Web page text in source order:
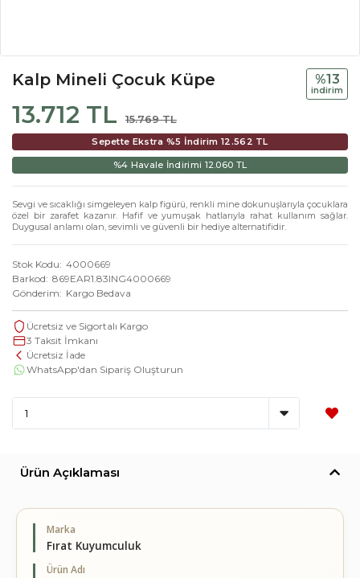
Kalp Mineli Çocuk Küpe
13.712 TL 15.769 TL
%13
i̇ndi̇ri̇m
Sepette Ekstra %5 İndirim12.562 TL
%4 Havale İndirimi 12.060 TL
Sevgi ve sıcaklığı simgeleyen kalp figürü, renkli mine dokunuşlarıyla çocuklara
özel bir zarafet kazanır. Hafif ve yumuşak hatlarıyla rahat kullanım sağlar.
Duygusal anlamı olan, sevimli ve güvenli bir hediye alternatifidir.
Stok Kodu 4000669
Barkod 869EAR1.83ING4000669
Gönderim
Kargo Bedava
Ücretsiz ve Sigortalı Kargo
3 Taksit İmkanı
Ücretsiz İade
WhatsApp'dan Sipariş Oluşturun
Ürün Açıklaması
Marka
Fırat Kuyumculuk
Ürün Adı